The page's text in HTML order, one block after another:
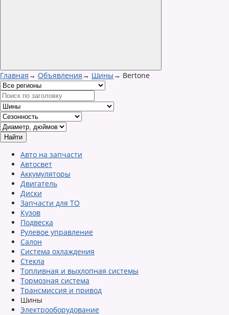
Главная→ Объявления→ Шины→ Bertone
Авто на запчасти
Автосвет
Аккумуляторы
Двигатель
Диски
Запчасти для ТО
Кузов
Подвеска
Рулевое управление
Салон
Система охлаждения
Стекла
Топливная и выхлопная системы
Тормозная система
Трансмиссия и привод
Шины
Электрооборудование